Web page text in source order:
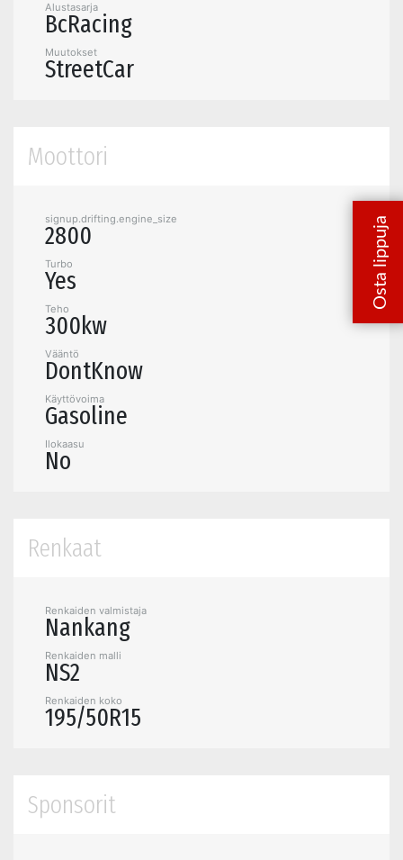
Alustasarja
BcRacing
Muutokset
StreetCar
Moottori
signup.drifting.engine_size
2800
Turbo
Yes
Teho
300kw
Vääntö
DontKnow
Käyttövoima
Gasoline
Ilokaasu
No
Renkaat
Renkaiden valmistaja
Nankang
Renkaiden malli
NS2
Renkaiden koko
195/50R15
Sponsorit